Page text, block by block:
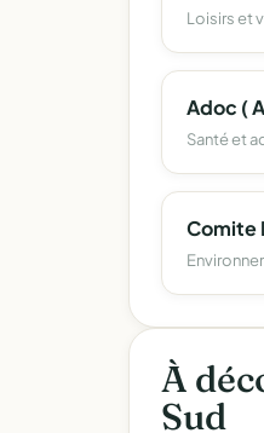
Loisirs et
Santé et
À
Sud